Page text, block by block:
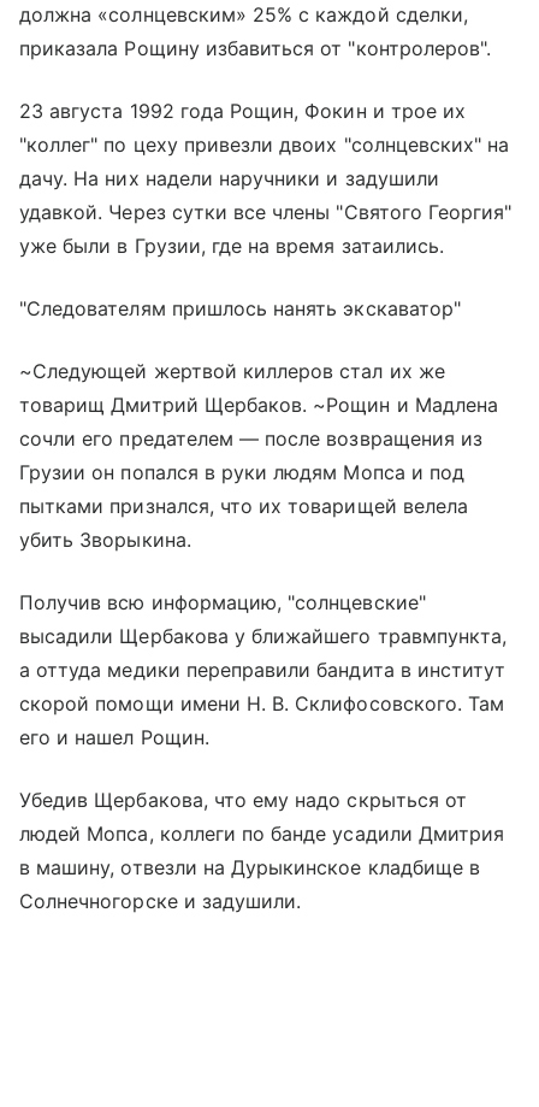
должна «солнцевским» 25% с каждой сделки,
приказала Рощину избавиться от "контролеров".
23 августа 1992 года Рощин, Фокин и трое их
"коллег" по цеху привезли двоих "солнцевских" на
дачу. На них надели наручники и задушили
удавкой. Через сутки все члены "Святого Георгия"
уже были в Грузии, где на время затаились.
"Следователям пришлось нанять экскаватор"
~Следующей жертвой киллеров стал их же
товарищ Дмитрий Щербаков. ~Рощин и Мадлена
сочли его предателем — после возвращения из
Грузии он попался в руки людям Мопса и под
пытками признался, что их товарищей велела
убить Зворыкина.
Получив всю информацию, "солнцевские"
высадили Щербакова у ближайшего травмпункта,
а оттуда медики переправили бандита в институт
скорой помощи имени Н. В. Склифосовского. Там
его и нашел Рощин.
Убедив Щербакова, что ему надо скрыться от
людей Мопса, коллеги по банде усадили Дмитрия
в машину, отвезли на Дурыкинское кладбище в
Солнечногорске и задушили.